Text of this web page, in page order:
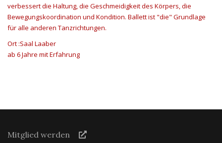
verbessert die Haltung, die Geschmeidigkeit des Körpers, die
Bewegungskoordination und Kondition. Ballett ist "die" Grundlage
für alle anderen Tanzrichtungen.
Ort :Saal Laaber
ab 6 Jahre mit Erfahrung
Mitglied werden